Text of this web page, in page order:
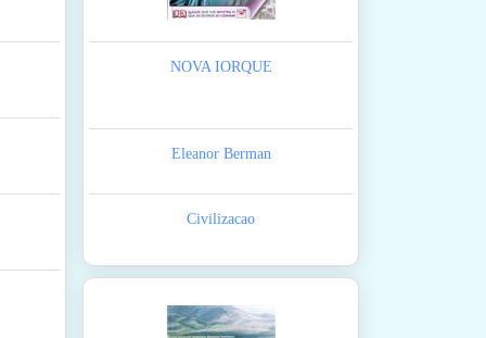
NOVA IORQUE
Eleanor Berman
Civilizacao